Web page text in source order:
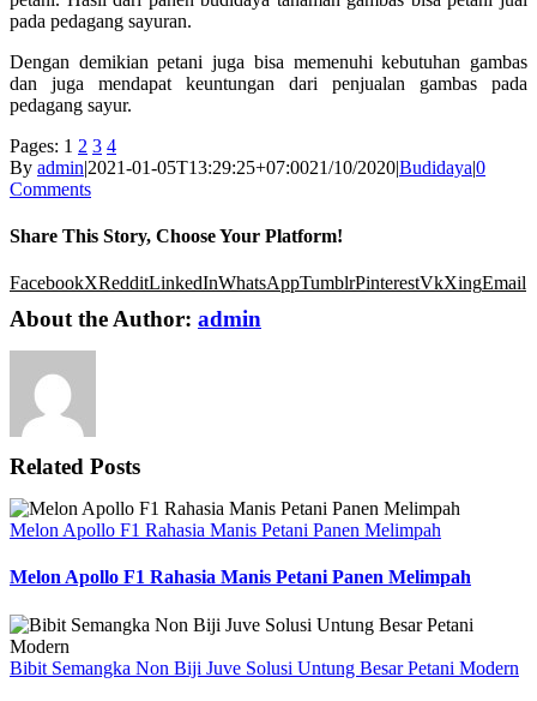
pada pedagang sayuran.
Dengan demikian petani juga bisa memenuhi kebutuhan gambas
dan juga mendapat keuntungan dari penjualan gambas pada
pedagang sayur.
Pages: 1 2 3 4
By admin|2021-01-05T13:29:25+07:0021/10/2020|Budidaya|0
Comments
Share This Story, Choose Your Platform!
FacebookXRedditLinkedInWhatsAppTumblrPinterestVkXingEmail
About the Author: admin
Related Posts
Melon Apollo F1 Rahasia Manis Petani Panen Melimpah
Melon Apollo F1 Rahasia Manis Petani Panen Melimpah
Bibit Semangka Non Biji Juve Solusi Untung Besar Petani Modern